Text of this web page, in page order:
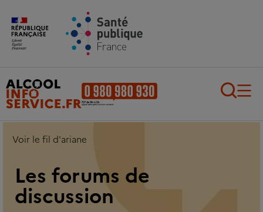
Aller au contenu principal
Voir le fil d'ariane
Les forums de
discussion